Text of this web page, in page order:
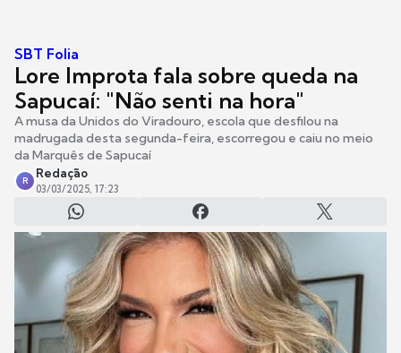
SBT Folia
Lore Improta fala sobre queda na
Sapucaí: "Não senti na hora"
A musa da Unidos do Viradouro, escola que desfilou na
madrugada desta segunda-feira, escorregou e caiu no meio
da Marquês de Sapucaí
R
Redação
03/03/2025, 17:23